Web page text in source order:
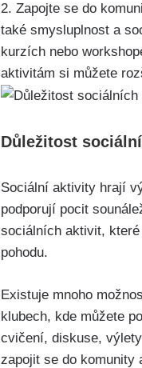
2. Zapojte se do
také smysluplnost a
kurzích nebo
aktivitám si můžete
Důležitost
Sociální aktivity hrají
podporují pocit
sociálních aktivit,
pohodu.
Existuje mnoho
klubech, kde můžete
cvičení, diskuse,
zapojit se do komunity